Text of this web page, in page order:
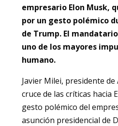
empresario Elon Musk,
por un gesto polémico
de Trump. El
uno de los mayores
humano.
Javier Milei, presidente
cruce de las críticas hacia
gesto polémico del
asunción presidencial de